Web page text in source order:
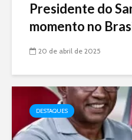
Presidente do
momento no
20 de abril de 2025
DESTAQUES